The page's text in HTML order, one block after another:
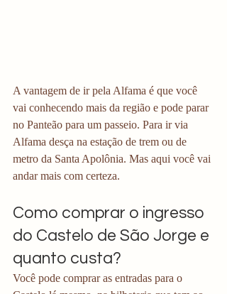
A vantagem de ir pela Alfama é que você
vai conhecendo mais da região e pode parar
no Panteão para um passeio. Para ir via
Alfama desça na estação de trem ou de
metro da Santa Apolônia. Mas aqui você vai
andar mais com certeza.
Como comprar o ingresso
do Castelo de São Jorge e
quanto custa?
Você pode comprar as entradas para o